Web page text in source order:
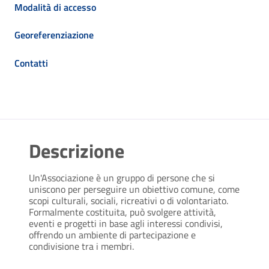
Modalità di accesso
Georeferenziazione
Contatti
Descrizione
Un'Associazione è un gruppo di persone che si
uniscono per perseguire un obiettivo comune, come
scopi culturali, sociali, ricreativi o di volontariato.
Formalmente costituita, può svolgere attività,
eventi e progetti in base agli interessi condivisi,
offrendo un ambiente di partecipazione e
condivisione tra i membri.